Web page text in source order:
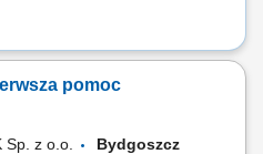
pomoc
z o.o.
Bydgoszcz